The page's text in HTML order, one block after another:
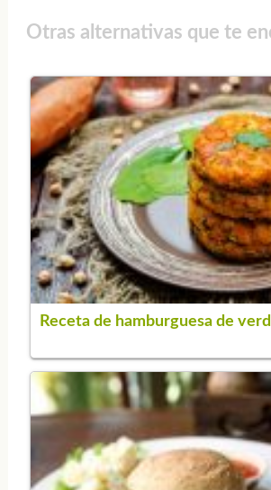
Otras alternativas que te
Receta de hamburguesa de